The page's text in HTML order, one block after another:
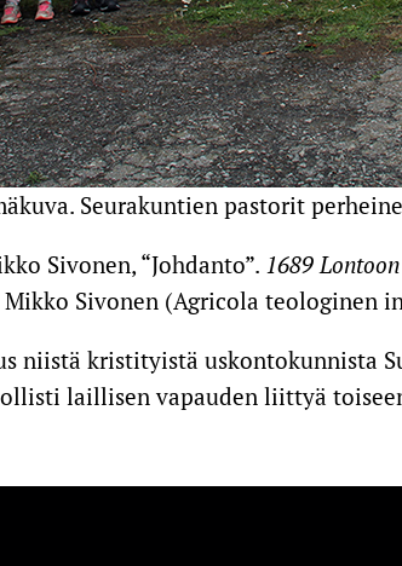
Seurakuntien pastorit
Sivonen, “Johdanto”. 1689
Mikko Sivonen (Agricola teologinen
niistä kristityistä uskontokunnista
laillisen vapauden liittyä